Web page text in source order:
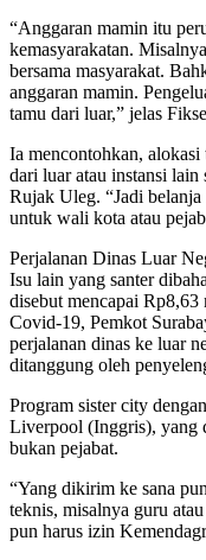
“Anggaran mamin itu
kemasyarakatan.
bersama masyarakat.
anggaran mamin.
tamu dari luar,” jelas
Ia mencontohkan,
dari luar atau instansi lain
Rujak Uleg. “Jadi
untuk wali kota atau
Perjalanan Dinas Luar
Isu lain yang santer
disebut mencapai Rp8,63
Covid-19, Pemkot
perjalanan dinas ke luar
ditanggung oleh
Program sister city
Liverpool (Inggris), yang
bukan pejabat.
“Yang dikirim ke sana
teknis, misalnya guru
pun harus izin